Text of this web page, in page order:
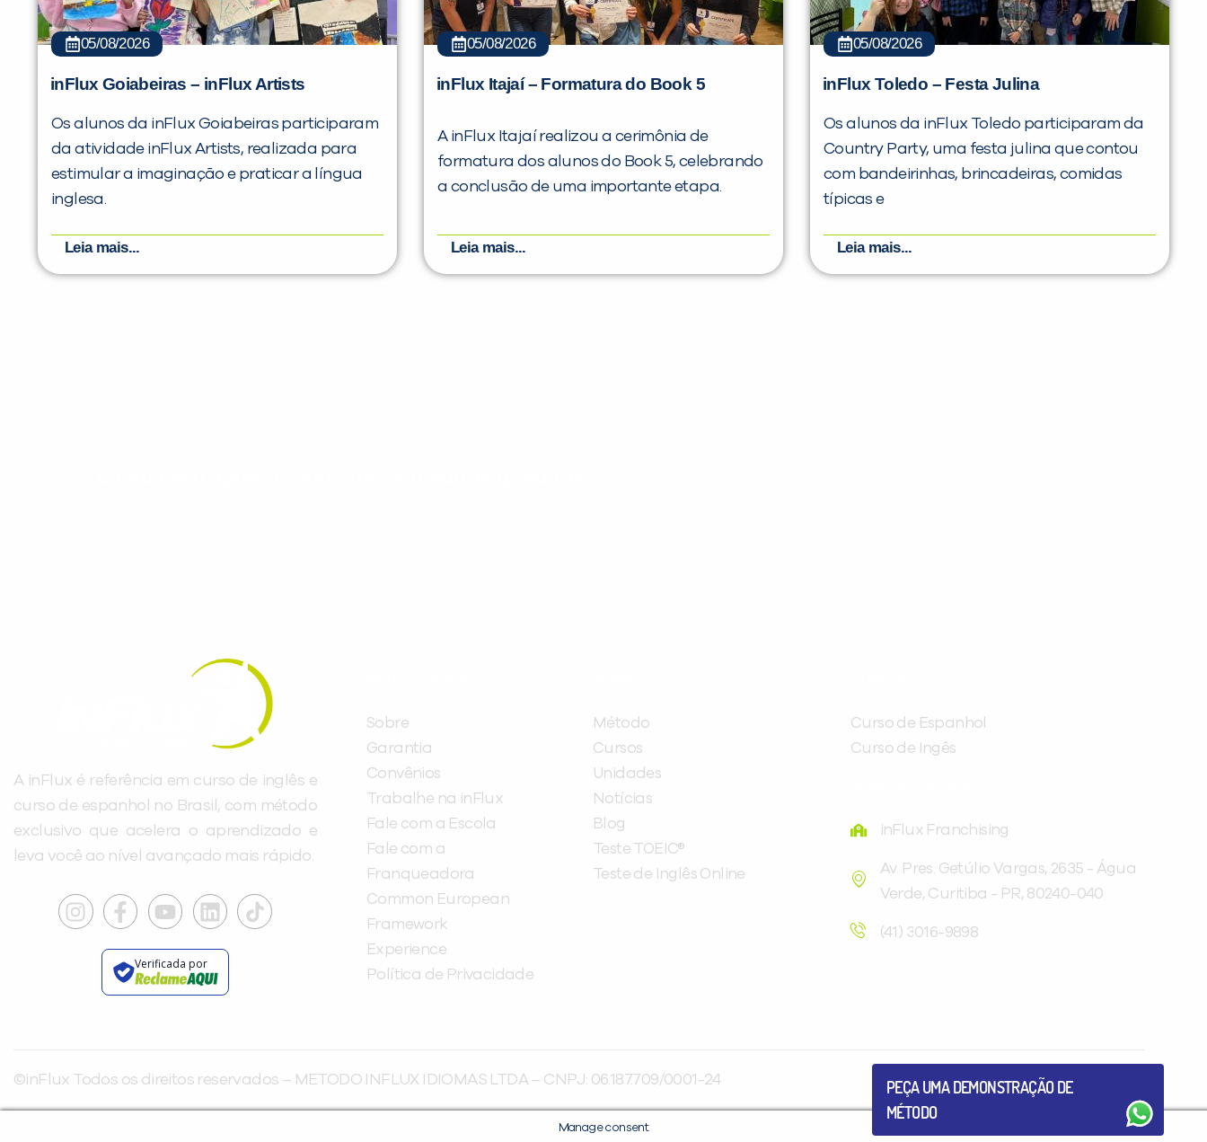
05/08/2026
inFlux Goiabeiras – inFlux Artists
Os alunos da inFlux Goiabeiras participaram
da atividade inFlux Artists, realizada para
estimular a imaginação e praticar a língua
inglesa.
Leia mais...
05/08/2026
inFlux Itajaí – Formatura do Book 5
A inFlux Itajaí realizou a cerimônia de
formatura dos alunos do Book 5, celebrando
a conclusão de uma importante etapa.
Leia mais...
05/08/2026
inFlux Toledo – Festa Julina
Os alunos da inFlux Toledo participaram da
Country Party, uma festa julina que contou
com bandeirinhas, brincadeiras, comidas
típicas e
Leia mais...
A inFlux é referência em curso de inglês e
curso de espanhol no Brasil, com método
exclusivo que acelera o aprendizado e
leva você ao nível avançado mais rápido.
Verificada por
Sobre
Garantia
Convênios
Trabalhe na inFlux
Fale com a Escola
Fale com a
Franqueadora
Common European
Framework
Experience
Política de Privacidade
Método
Cursos
Unidades
Notícias
Blog
Teste TOEIC®
Teste de Inglês Online
Curso de Espanhol
Curso de Ingês
inFlux Franchising
Av. Pres. Getúlio Vargas, 2635 - Água
Verde, Curitiba - PR, 80240-040
(41) 3016-9898
©inFlux Todos os direitos reservados – METODO INFLUX IDIOMAS LTDA – CNPJ: 06.187.709/0001-24
PEÇA UMA DEMONSTRAÇÃO DE
MÉTODO
PEÇA UMA DEMONSTRAÇÃO DE MÉTODO
Você é aluno inFlux?
Sim
Manage consent